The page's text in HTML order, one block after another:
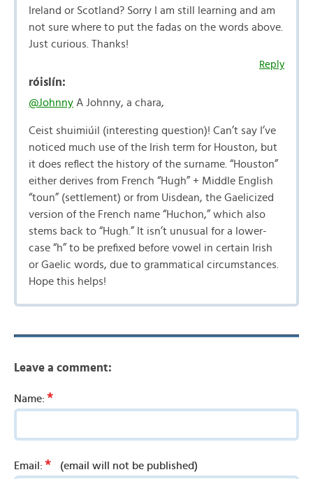
Ireland or Scotland? Sorry I am still learning and am
not sure where to put the fadas on the words above.
Just curious. Thanks!
Reply
róislín:
@Johnny A Johnny, a chara,
Ceist shuimiúil (interesting question)! Can’t say I’ve
noticed much use of the Irish term for Houston, but
it does reflect the history of the surname. “Houston”
either derives from French “Hugh” + Middle English
“toun” (settlement) or from Uisdean, the Gaelicized
version of the French name “Huchon,” which also
stems back to “Hugh.” It isn’t unusual for a lower-
case “h” to be prefixed before vowel in certain Irish
or Gaelic words, due to grammatical circumstances.
Hope this helps!
Leave a comment:
Name: *
Email: * (email will not be published)